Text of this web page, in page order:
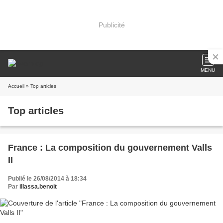
Publicité
MENU
Accueil » Top articles
Top articles
France : La composition du gouvernement Valls
II
Publié le 26/08/2014 à 18:34
Par illassa.benoit